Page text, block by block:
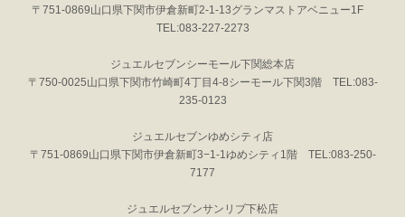
〒751-0869山口県下関市伊倉新町2-1-13グランマストアベニュー1F
TEL:083-227-2273
ジュエルセブンシーモール下関総本店
〒750-0025山口県下関市竹崎町4丁目4-8シーモール下関3階 TEL:083-
235-0123
ジュエルセブンゆめシティ店
〒751-0869山口県下関市伊倉新町3−1-1ゆめシティ1階 TEL:083-250-
7177
ジュエルセブンサンリブ下松店